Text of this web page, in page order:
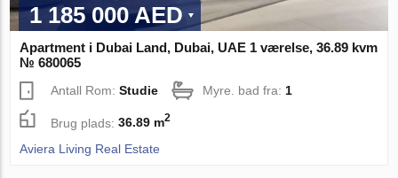
1 185 000 AED
Apartment i Dubai Land, Dubai, UAE 1 værelse, 36.89 kvm
№ 680065
Antall Rom:Studie Myre. bad fra: 1
Brug plads:36.89 m2
Aviera Living Real Estate